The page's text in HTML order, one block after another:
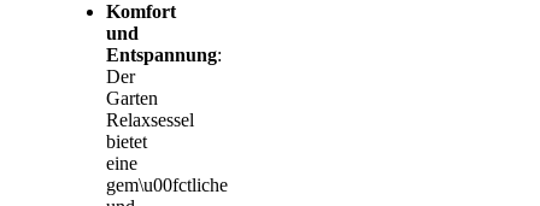
Komfort
und
Entspannung:
Der
Garten
Relaxsessel
bietet
eine
gem\u00fctliche